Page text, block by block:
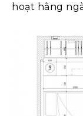
hoạt hằng